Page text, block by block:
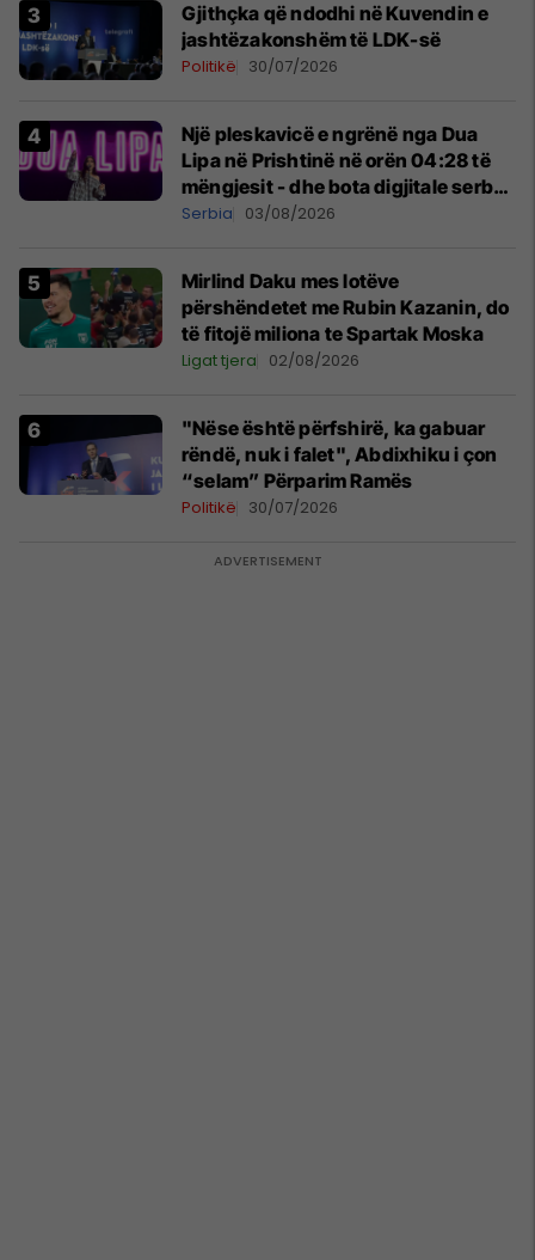
Gjithçka që ndodhi në Kuvendin e
jashtëzakonshëm të LDK-së
Politikë 30/07/2026
Një pleskavicë e ngrënë nga Dua
Lipa në Prishtinë në orën 04:28 të
mëngjesit - dhe bota digjitale serbe
shpall gjendjen e luftës
Serbia 03/08/2026
Mirlind Daku mes lotëve
përshëndetet me Rubin Kazanin, do
të fitojë miliona te Spartak Moska
Ligat tjera 02/08/2026
"Nëse është përfshirë, ka gabuar
rëndë, nuk i falet", Abdixhiku i çon
“selam” Përparim Ramës
Politikë 30/07/2026